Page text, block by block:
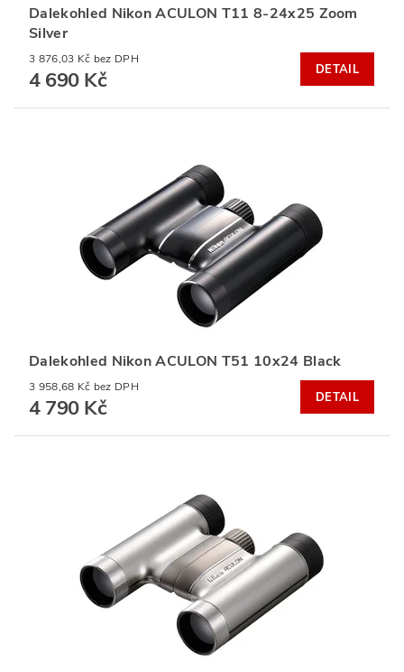
Dalekohled Nikon ACULON T11 8-24x25 Zoom
Silver
3 876,03 Kč bez DPH
4 690 Kč DETAIL
Dalekohled Nikon ACULON T51 10x24 Black
3 958,68 Kč bez DPH
4 790 Kč DETAIL